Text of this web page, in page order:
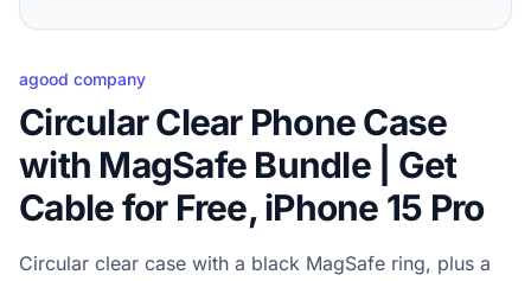
agood company
Circular Clear Phone Case
with MagSafe Bundle | Get
Cable for Free, iPhone 15 Pro
Circular clear case with a black MagSafe ring, plus a